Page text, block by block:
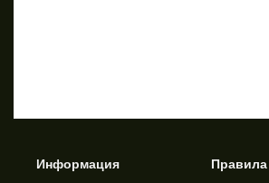
Информация Правила